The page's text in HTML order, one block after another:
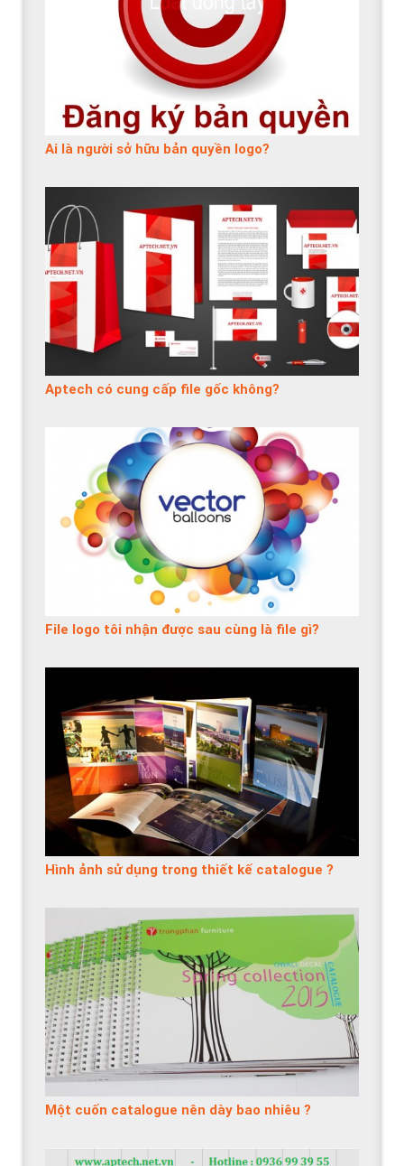
Ai là người sở hữu bản quyền logo?
Aptech có cung cấp file gốc không?
File logo tôi nhận được sau cùng là file gì?
Hình ảnh sử dụng trong thiết kế catalogue ?
Một cuốn catalogue nên dày bao nhiêu ?